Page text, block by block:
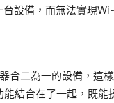
設備，而無法實現
合二為一的設備，這
結合在了一起，既